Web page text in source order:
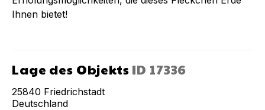
Ihnen bietet!
Lage des Objekts ID 17336
25840 Friedrichstadt
Deutschland